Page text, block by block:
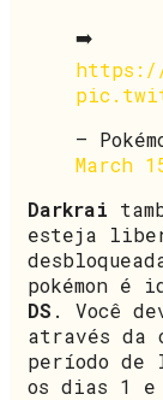
➡️
https://
—
March
Darkrai
esteja
pokémon é
DS . Você
através da
período de
os dias 1